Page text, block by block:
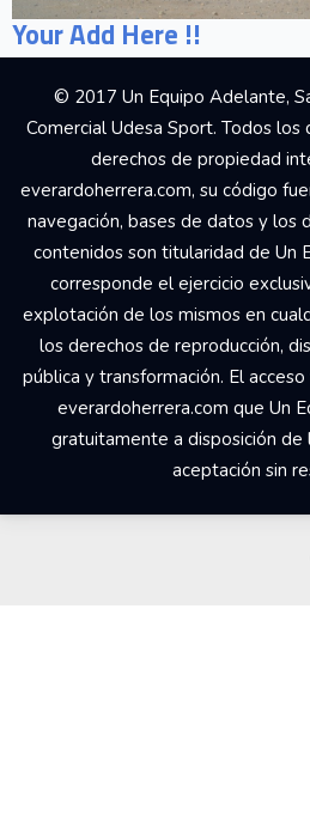
Your Add Here !!
© 2017 Un Equipo Adelante,
Comercial Udesa Sport. Todos
derechos de propiedad
everardoherrera.com, su código
navegación, bases de datos y los
contenidos son titularidad de Un
corresponde el ejercicio
explotación de los mismos en
los derechos de reproducción,
pública y transformación. El
everardoherrera.com que Un
gratuitamente a disposición de
aceptación sin